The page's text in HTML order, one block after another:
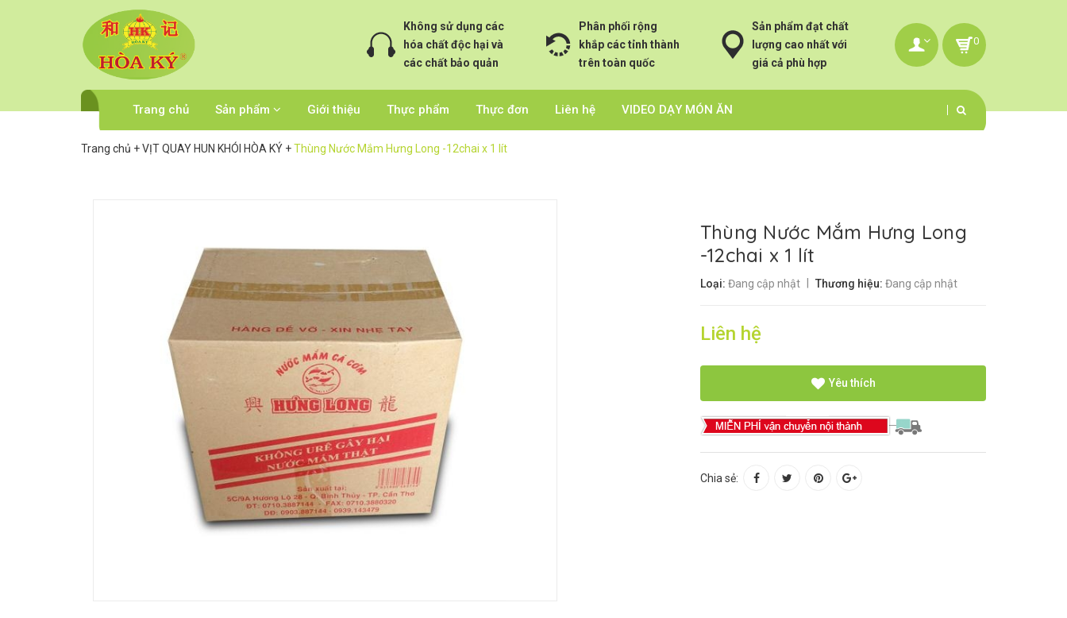
0
Sản phẩm đạt chất
lượng cao nhất với
giá cả phù hợp
Phân phối rộng
khắp các tỉnh thành
trên toàn quốc
Không sử dụng các
hóa chất độc hại và
các chất bảo quản
Trang chủ Sản phẩm Giới thiệu Thực phẩm Thực đơn Liên hệ VIDEO DẠY MÓN ĂN
Trang chủ +VỊT QUAY HUN KHÓI HÒA KÝ +Thùng Nước Mắm Hưng Long -12chai x 1 lít
Thùng Nước Mắm Hưng Long
-12chai x 1 lít
Loại: Đang cập nhật Thương hiệu: Đang cập nhật
Liên hệ
Yêu thích
Chia sẻ: